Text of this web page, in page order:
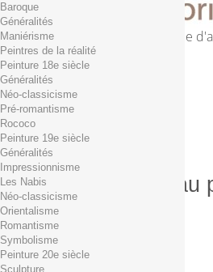
Première librairie
Panier (vide)
Aucun produit
0,01€ dès 29€ d'achat
0,00 € Total
Commander
Produit ajouté au
succès
Quantité
Total
Baroque
Généralités
Maniérisme
Peintres de la réalité
Peinture 18e siècle
Généralités
Néo-classicisme
Pré-romantisme
Rococo
Peinture 19e siècle
Généralités
Impressionnisme
Les Nabis
Néo-classicisme
Orientalisme
Romantisme
Symbolisme
Peinture 20e siècle
Sculpture